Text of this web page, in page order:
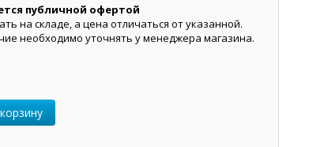
публичной офертой
на складе, а цена отличаться от указанной.
необходимо уточнять у менеджера магазина.